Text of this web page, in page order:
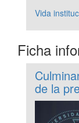
Vida
Ficha
de la